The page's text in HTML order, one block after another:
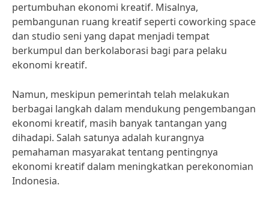
pertumbuhan ekonomi kreatif. Misalnya,
pembangunan ruang kreatif seperti coworking space
dan studio seni yang dapat menjadi tempat
berkumpul dan berkolaborasi bagi para pelaku
ekonomi kreatif.
Namun, meskipun pemerintah telah melakukan
berbagai langkah dalam mendukung pengembangan
ekonomi kreatif, masih banyak tantangan yang
dihadapi. Salah satunya adalah kurangnya
pemahaman masyarakat tentang pentingnya
ekonomi kreatif dalam meningkatkan perekonomian
Indonesia.